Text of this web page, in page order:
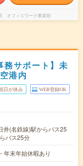
オフィスワーク事業部
務サポート】未
港内
日が休み WEB登録OK
井(名鉄線)駅からバス25
バス25分
年末年始休暇あり